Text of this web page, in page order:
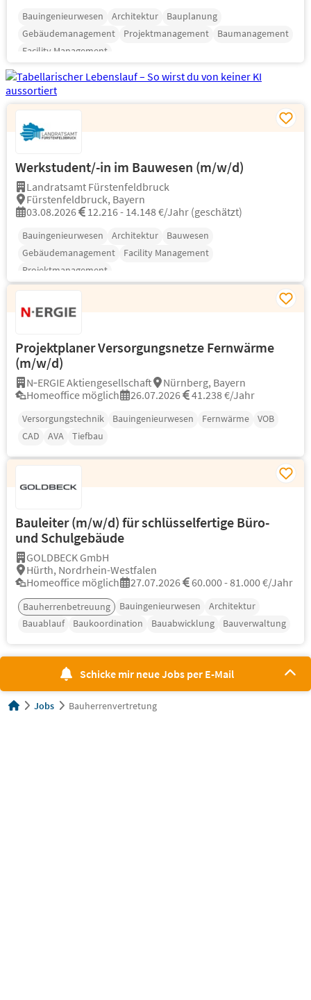
Bauingenieurwesen Architektur
Bauplanung
Gebäudemanagement
Projektmanagement
Baumanagement
Facility Management
Werkstudent/-in im Bauwesen (m/w/d)
Landratsamt Fürstenfeldbruck
Fürstenfeldbruck, Bayern
03.08.2026
12.216 - 14.148 €/Jahr (geschätzt)
Bauingenieurwesen Architektur
Bauwesen
Gebäudemanagement
Facility Management
Projektmanagement
Projektplaner Versorgungsnetze Fernwärme
(m/w/d)
N‑ERGIE Aktiengesellschaft
Nürnberg, Bayern
Homeoffice möglich
26.07.2026 41.238 €/Jahr
Versorgungstechnik Bauingenieurwesen Fernwärme
VOB
CAD
AVA Tiefbau
Bauleiter (m/w/d) für schlüsselfertige Büro-
und Schulgebäude
GOLDBECK GmbH
Hürth, Nordrhein-Westfalen
Homeoffice möglich
27.07.2026 60.000 - 81.000 €/Jahr
Bauherrenbetreuung Bauingenieurwesen
Architektur
Bauablauf
Baukoordination Bauabwicklung Bauverwaltung
Schicke mir neue Jobs per E-Mail
Jobs Bauherrenvertretung